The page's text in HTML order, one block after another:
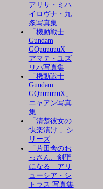
アリサ・ミハ
イロヴナ・九
条写真集
「機動戦士
Gundam
GQuuuuuuX」
アマテ・ユズ
リハ写真集
「機動戦士
Gundam
GQuuuuuuX」
ニャアン写真
集
「清楚彼女の
快楽漬け 」シ
リーズ
「片田舎のお
っさん、剣聖
になる」アリ
ューシア・シ
トラス 写真集